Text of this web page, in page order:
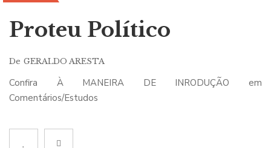
Proteu Político
De GERALDO ARESTA
Confira À MANEIRA DE INRODUÇÃO em
Comentários/Estudos